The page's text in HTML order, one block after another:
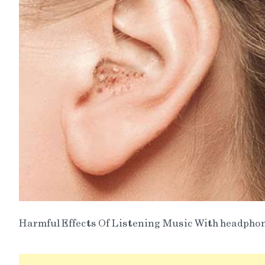
Harmful Effects Of Listening Music With